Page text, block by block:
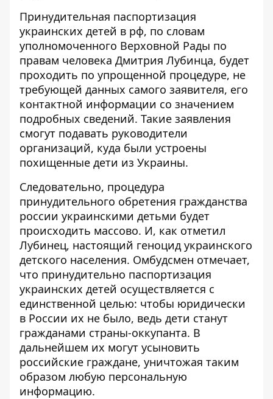
Принудительная паспортизация
украинских детей в рф, по словам
уполномоченного Верховной Рады по
правам человека Дмитрия Лубинца, будет
проходить по упрощенной процедуре, не
требующей данных самого заявителя, его
контактной информации со значением
подробных сведений. Такие заявления
смогут подавать руководители
организаций, куда были устроены
похищенные дети из Украины.
Следовательно, процедура
принудительного обретения гражданства
россии украинскими детьми будет
происходить массово. И, как отметил
Лубинец, настоящий геноцид украинского
детского населения. Омбудсмен отмечает,
что принудительно паспортизация
украинских детей осуществляется с
единственной целью: чтобы юридически
в России их не было, ведь дети станут
гражданами страны-оккупанта. В
дальнейшем их могут усыновить
российские граждане, уничтожая таким
образом любую персональную
информацию.